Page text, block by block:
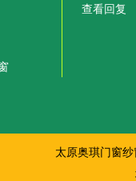
查看回复
太原奥琪门窗